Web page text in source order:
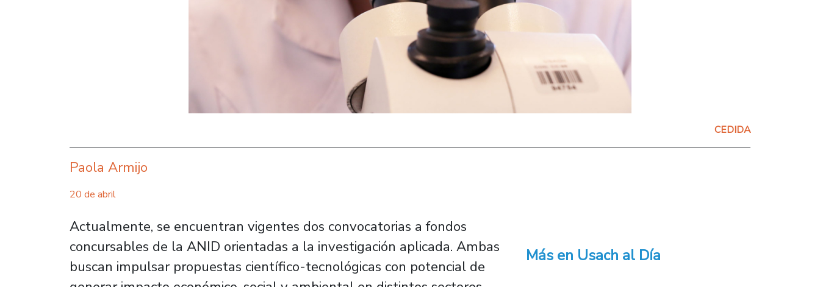
CEDIDA
Paola Armijo
20 de abril
Actualmente, se encuentran vigentes dos convocatorias a fondos
concursables de la ANID orientadas a la investigación aplicada. Ambas
buscan impulsar propuestas científico-tecnológicas con potencial de
Más en Usach al Día